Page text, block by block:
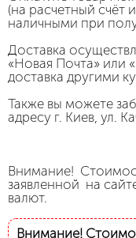
(на расчетный счёт
наличными при
Доставка
«Новая Почта» или
доставка другими
Также вы можете
адресу г. Киев, ул.
Внимание!
заявленной на
валют.
Внимание!